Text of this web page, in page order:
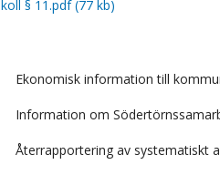
§ 11.pdf (77 kb)
Ekonomisk information till
Information om
Återrapportering av systematiskt